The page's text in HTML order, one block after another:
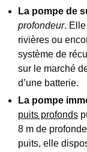
La pompe de
profondeur.
rivières ou
système de
sur le marché
d’une batterie.
La pompe
puits profonds
8 m de
puits, elle